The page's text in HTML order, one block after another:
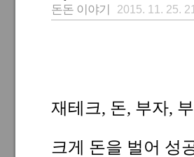
돈돈 이야기 2015. 11. 25.
재테크, 돈, 부자,
크게 돈을 벌어 성